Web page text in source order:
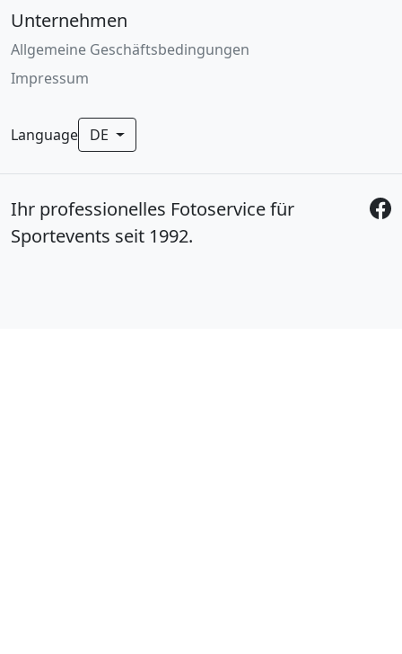
Unternehmen
Allgemeine Geschäftsbedingungen
Impressum
Language DE
Ihr professionelles Fotoservice für
Sportevents seit 1992.